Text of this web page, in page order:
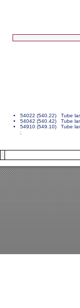
54022 (540.22) Tube
54042 (540.42) Tube
54910 (549.10) Tube
;